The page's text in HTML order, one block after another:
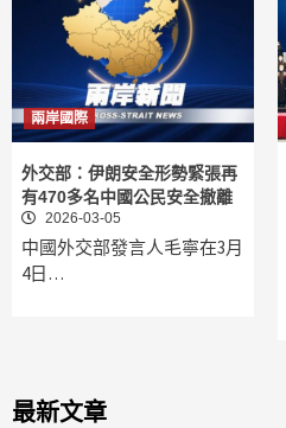
兩岸國際
外交部：伊朗安全形勢緊張再
有470多名中國公民安全撤離
2026-03-05
中國外交部發言人毛寧在3月
4日…
最新文章